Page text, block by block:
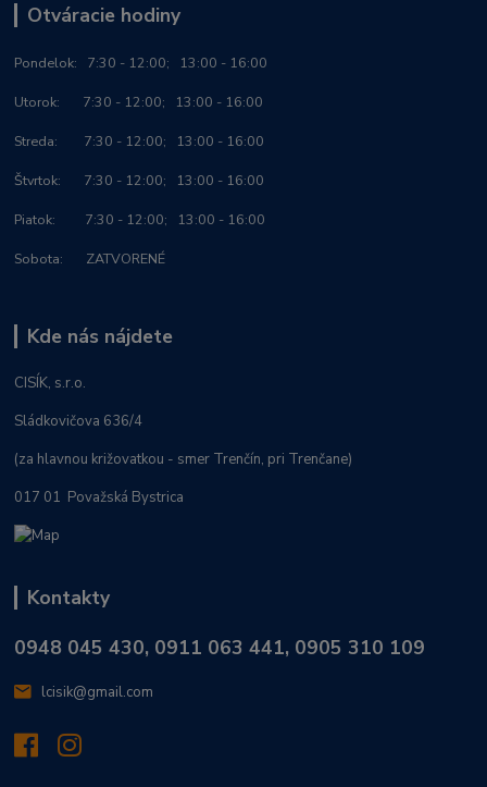
Otváracie hodiny
Pondelok: 7:30 - 12:00; 13:00 - 16:00
Utorok: 7:30 - 12:00; 13:00 - 16:00
Streda: 7:30 - 12:00; 13:00 - 16:00
Štvrtok: 7:30 - 12:00; 13:00 - 16:00
Piatok: 7:30 - 12:00; 13:00 - 16:00
Sobota: ZATVORENÉ
Kde nás nájdete
CISÍK, s.r.o.
Sládkovičova 636/4
(za hlavnou križovatkou - smer Trenčín, pri Trenčane)
017 01 Považská Bystrica
Kontakty
0948 045 430, 0911 063 441, 0905 310 109
lcisik@gmail.com